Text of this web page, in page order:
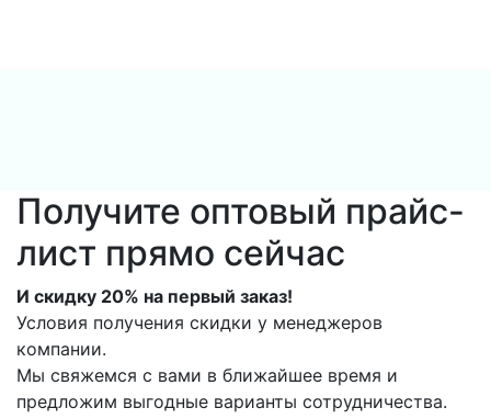
Получите оптовый прайс-
лист прямо сейчас
И скидку 20% на первый заказ!
Условия получения скидки у менеджеров
компании.
Мы свяжемся с вами в ближайшее время и
предложим выгодные варианты сотрудничества.